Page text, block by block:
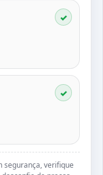
segurança, verifique